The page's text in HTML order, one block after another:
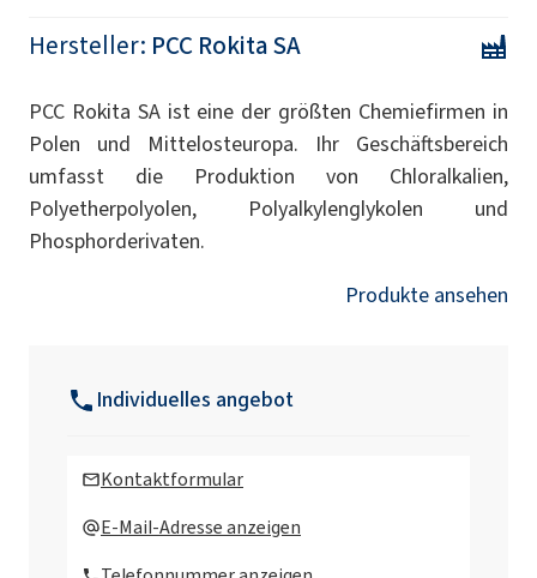
Hersteller: PCC Rokita SA
PCC Rokita SA ist eine der größten Chemiefirmen in
Polen und Mittelosteuropa. Ihr Geschäftsbereich
umfasst die Produktion von Chloralkalien,
Polyetherpolyolen, Polyalkylenglykolen und
Phosphorderivaten.
Produkte ansehen
Individuelles angebot
Kontaktformular
E-Mail-Adresse anzeigen